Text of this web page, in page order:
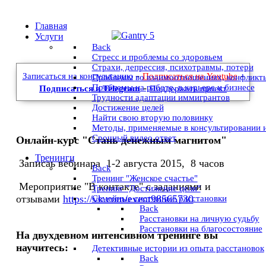
Главная
Услуги
Back
Стресс и проблемы со здоровьем
Страхи, депрессия, психотравмы, потери
Проблемы во взаимоотношениях,
Проблемы на работе, в карьере и бизнесе
Трудности адаптации иммигрантов
Достижение целей
Найти свою вторую половинку
Методы, применяемые в консультировании
Срочный видео ответ
Тренинги
Back
Тренинг "Женское счастье"
Тренинг "Достижение цели"
Семейные системные расстановки
Back
Расстановки на личную судьбу
Расстановки на благосостояние
Детективные истории из опыта расстановок
Back
Записаться на консультацию-Подписаться на Youtube-
Подписаться в Telegram-Поддержать проект
Онлайн-курс "Стань денежным магнитом"
Записаь вебинара 1-2 августа 2015, 8 часов
Мероприятие "В контакте" с заданиями и
отзывами https://vk.com/event98565730
На двухдевном интенсивном тренинге вы
научитесь: